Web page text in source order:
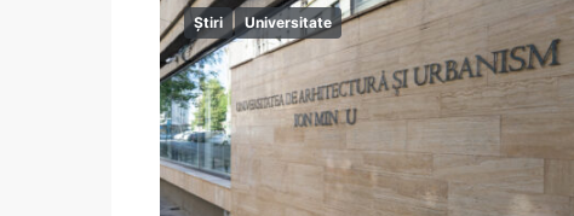
Știri Universitate